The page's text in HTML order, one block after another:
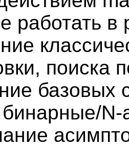
работать в
поиска
базовых
бинарные/